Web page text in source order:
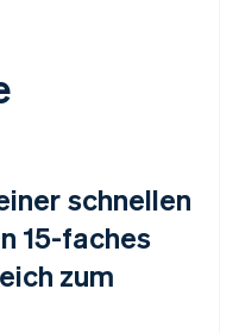
schnellen
15-faches
zum